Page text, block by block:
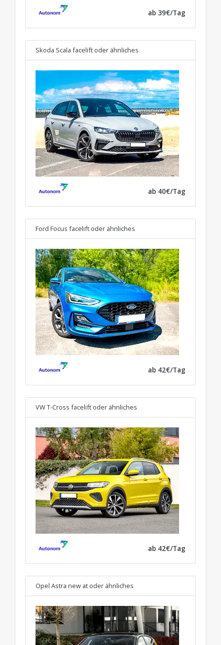
ab 39€/Tag
Skoda Scala facelift oder ähnliches
ab 40€/Tag
Ford Focus facelift oder ähnliches
ab 42€/Tag
VW T-Cross facelift oder ähnliches
ab 42€/Tag
Opel Astra new at oder ähnliches